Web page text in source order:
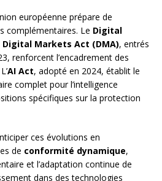
européenne prépare de
complémentaires. Le Digital
Digital Markets Act (DMA), entrés
renforcent l’encadrement des
AI Act, adopté en 2024, établit le
complet pour l’intelligence
spécifiques sur la protection
ces évolutions en
de conformité dynamique,
et l’adaptation continue de
dans des technologies